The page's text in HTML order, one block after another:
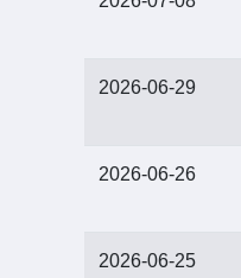
2026-06-29
2026-06-26
2026-06-25